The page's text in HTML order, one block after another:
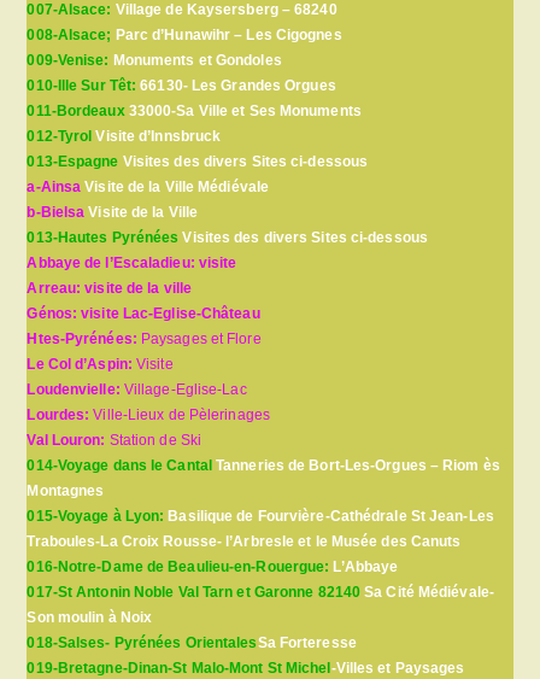
007-Alsace: Village de Kaysersberg – 68240
008-Alsace; Parc d’Hunawihr – Les Cigognes
009-Venise: Monuments et Gondoles
010-Ille Sur Têt:66130- Les Grandes Orgues
011-Bordeaux33000-Sa Ville et Ses Monuments
012-Tyrol Visite d’Innsbruck
013-Espagne Visites des divers Sites ci-dessous
a-Ainsa Visite de la Ville Médiévale
b-Bielsa Visite de la Ville
013-Hautes Pyrénées Visites des divers Sites ci-dessous
Abbaye de l’Escaladieu: visite
Arreau: visite de la ville
Génos: visite Lac-Eglise-Château
Htes-Pyrénées: Paysages et Flore
Le Col d’Aspin:Visite
Loudenvielle: Village-Eglise-Lac
Lourdes:Ville-Lieux de Pèlerinages
Val Louron: Station de Ski
014-Voyage dans le Cantal Tanneries de Bort-Les-Orgues – Riom ès
Montagnes
015-Voyage à Lyon: Basilique de Fourvière-Cathédrale St Jean-Les
Traboules-La Croix Rousse- l’Arbresle et le Musée des Canuts
016-Notre-Dame de Beaulieu-en-Rouergue: L’Abbaye
017-St Antonin Noble Val Tarn et Garonne 82140 Sa Cité Médiévale-
Son moulin à Noix
018-Salses- Pyrénées OrientalesSa Forteresse
019-Bretagne-Dinan-St Malo-Mont St Michel -Villes et Paysages